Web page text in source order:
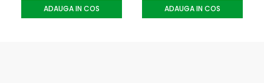
ADAUGA IN COS ADAUGA IN COS